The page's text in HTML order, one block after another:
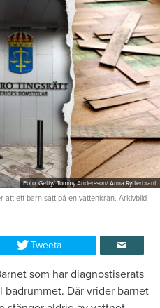
Foto: Getty/ Tommy Andersson/ Anna Rytterbrant
ett barn satt på en vattenkran. Arkivbild
Tweeta
som har diagnostiserats
badrummet. Där vrider barnet